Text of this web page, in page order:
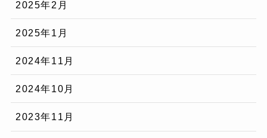
2025年2月
2025年1月
2024年11月
2024年10月
2023年11月